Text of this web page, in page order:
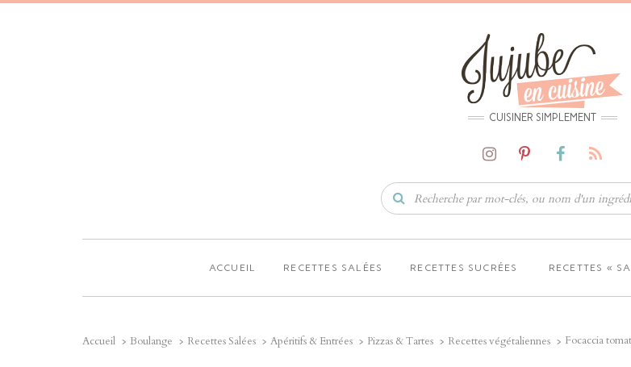
CUISINER SIMPLEMENT
ACCUEIL RECETTES SALÉES RECETTES SUCRÉES RECETTES «
Accueil Boulange Recettes Salées Apéritifs & Entrées Pizzas & Tartes Recettes végétaliennes Focaccia